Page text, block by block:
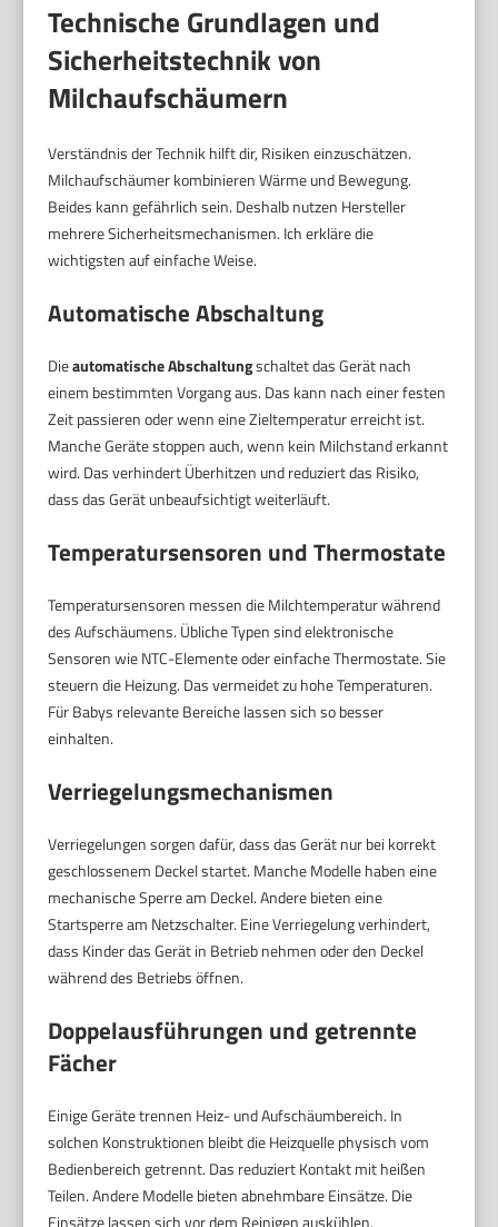
Technische Grundlagen und
Sicherheitstechnik von
Milchaufschäumern
Verständnis der Technik hilft dir, Risiken einzuschätzen.
Milchaufschäumer kombinieren Wärme und Bewegung.
Beides kann gefährlich sein. Deshalb nutzen Hersteller
mehrere Sicherheitsmechanismen. Ich erkläre die
wichtigsten auf einfache Weise.
Automatische Abschaltung
Dieautomatische Abschaltungschaltet das Gerät nach
einem bestimmten Vorgang aus. Das kann nach einer festen
Zeit passieren oder wenn eine Zieltemperatur erreicht ist.
Manche Geräte stoppen auch, wenn kein Milchstand erkannt
wird. Das verhindert Überhitzen und reduziert das Risiko,
dass das Gerät unbeaufsichtigt weiterläuft.
Temperatursensoren und Thermostate
Temperatursensoren messen die Milchtemperatur während
des Aufschäumens. Übliche Typen sind elektronische
Sensoren wie NTC-Elemente oder einfache Thermostate. Sie
steuern die Heizung. Das vermeidet zu hohe Temperaturen.
Für Babys relevante Bereiche lassen sich so besser
einhalten.
Verriegelungsmechanismen
Verriegelungen sorgen dafür, dass das Gerät nur bei korrekt
geschlossenem Deckel startet. Manche Modelle haben eine
mechanische Sperre am Deckel. Andere bieten eine
Startsperre am Netzschalter. Eine Verriegelung verhindert,
dass Kinder das Gerät in Betrieb nehmen oder den Deckel
während des Betriebs öffnen.
Doppelausführungen und getrennte
Fächer
Einige Geräte trennen Heiz- und Aufschäumbereich. In
solchen Konstruktionen bleibt die Heizquelle physisch vom
Bedienbereich getrennt. Das reduziert Kontakt mit heißen
Teilen. Andere Modelle bieten abnehmbare Einsätze. Die
Einsätze lassen sich vor dem Reinigen auskühlen.